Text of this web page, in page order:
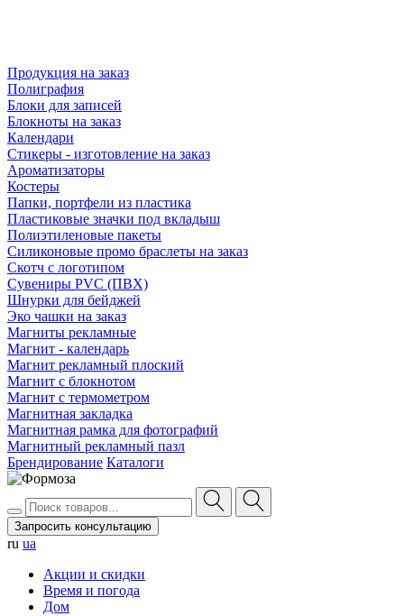
Продукция на заказ
Полиграфия
Блоки для записей
Блокноты на заказ
Календари
Стикеры - изготовление на заказ
Ароматизаторы
Костеры
Папки, портфели из пластика
Пластиковые значки под вкладыш
Полиэтиленовые пакеты
Силиконовые промо браслеты на заказ
Скотч с логотипом
Сувениры PVC (ПВХ)
Шнурки для бейджей
Эко чашки на заказ
Магниты рекламные
Магнит - календарь
Магнит рекламный плоский
Магнит с блокнотом
Магнит с термометром
Магнитная закладка
Магнитная рамка для фотографий
Магнитный рекламный пазл
Брендирование Каталоги
Запросить консультацию
ru ua
Акции и скидки
Время и погода
Дом